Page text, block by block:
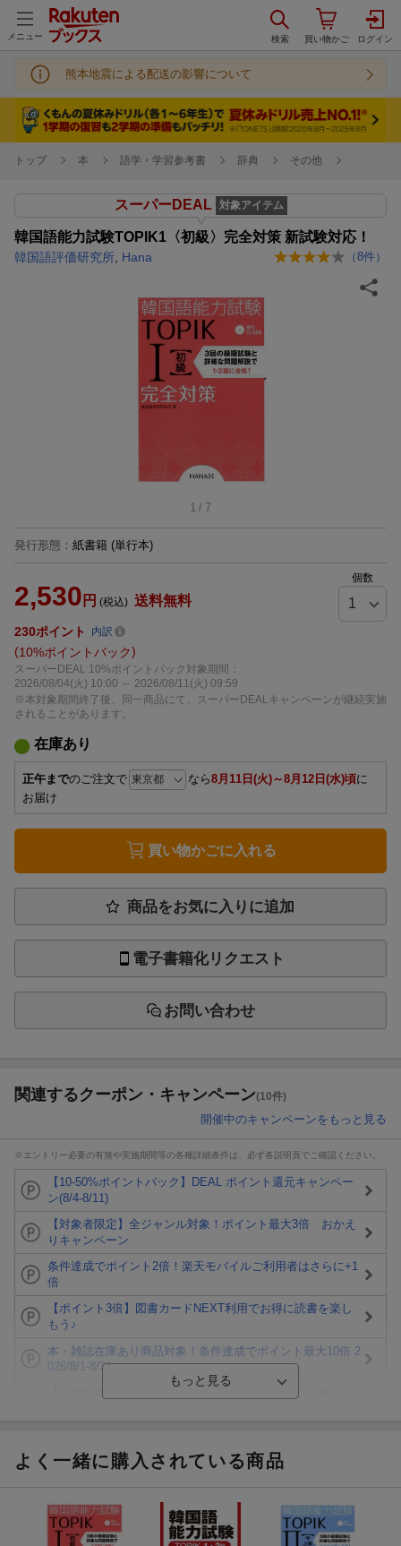
メニュー
熊本地震による配送の影響について
トップ 本 語学・学習参考書 辞典 その他
スーパーDEAL 対象アイテム
韓国語能力試験TOPIK1〈初級〉完全対策 新試験対応！
韓国語評価研究所 Hana （8件）
1 / 7
発行形態 ： 紙書籍 (単行本)
2,530 円 (税込) 送料無料
個数
230ポイント 内訳
10%ポイントバック
スーパーDEAL 10%ポイントバック対象期間：
2026/08/04(火) 10:00 ～ 2026/08/11(火) 09:59
※本対象期間終了後、同一商品にて、スーパーDEALキャンペーンが継続実施
されることがあります。
在庫あり
正午までのご注文で なら8月11日(火)～8月12日(水)頃に
お届け
買い物かごに入れる
商品をお気に入りに追加
電子書籍化リクエスト
お問い合わせ
関連するクーポン・キャンペーン(10件)
開催中のキャンペーンをもっと見る
※エントリー必要の有無や実施期間等の各種詳細条件は、必ず各説明頁でご確認ください。
【10-50%ポイントバック】DEAL ポイント還元キャンペー
ン(8/4-8/11)
【対象者限定】全ジャンル対象！ポイント最大3倍 おかえ
りキャンペーン
条件達成でポイント2倍！楽天モバイルご利用者はさらに+1
倍
【ポイント3倍】図書カードNEXT利用でお得に読書を楽し
もう♪
本・雑誌在庫あり商品対象！条件達成でポイント最大10倍 2
026/8/1-8/31
分け！
【スタンプカード】楽天ポイントもらえる＆抽選で豪華景品
が当たる！
よく一緒に購入されている商品